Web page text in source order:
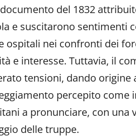
del 1832
e suscitarono sentimenti
nei confronti dei
e interesse. Tuttavia, il
tensioni, dando origine
percepito come
a pronunciare, con una
delle truppe.